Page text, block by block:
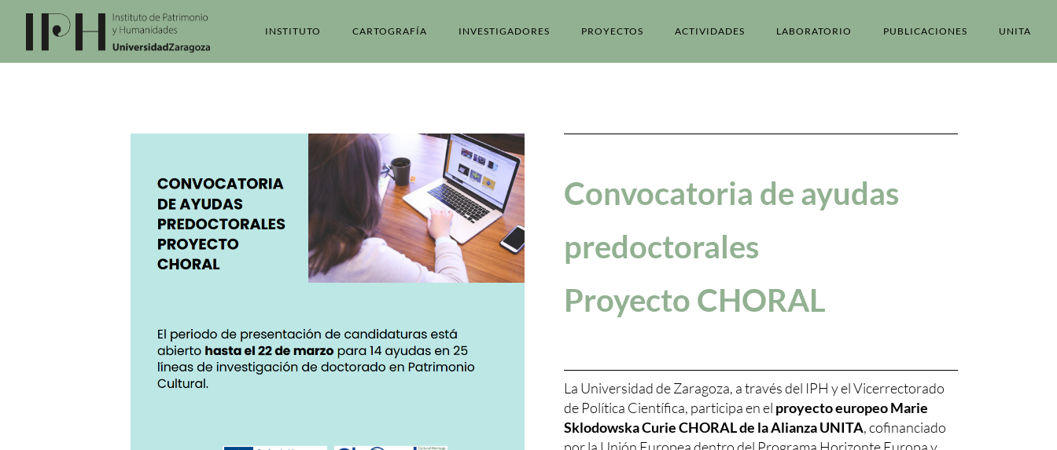
INSTITUTO CARTOGRAFÍA INVESTIGADORES PROYECTOS ACTIVIDADES LABORATORIO PUBLICACIONES UNITA
Convocatoria de ayudas
predoctorales
Proyecto CHORAL
La Universidad de Zaragoza, a través del IPH y el Vicerrectorado
de Política Científica, participa en el proyecto europeo Marie
Sklodowska Curie CHORAL de la Alianza UNITA, cofinanciado